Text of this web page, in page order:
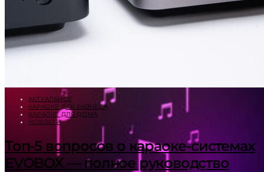
АКТУАЛЬНОЕ
КАРАОКЕ ДЛЯ БИЗНЕСА
КАРАОКЕ ДЛЯ ДОМА
НОВОСТИ
Топ-5 вопросов о караоке-системах
EVOBOX — полное руководство